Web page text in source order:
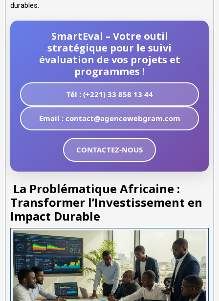
durables.
SmartEval – Votre outil
stratégique pour le suivi
évaluation de vos projets et
programmes !
Tél : (+221) 33 858 13 44
Email : contact@agencewebgram.com
CONTACTEZ-NOUS
La Problématique Africaine :
Transformer l’Investissement en
Impact Durable